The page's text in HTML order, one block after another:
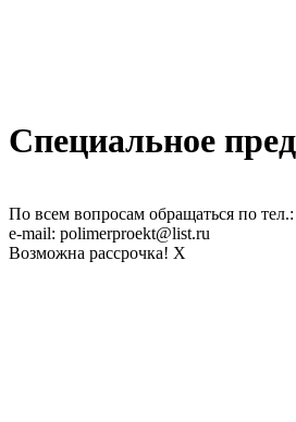
Универсальный пленочный
экструдер SJ-55, SJ-65
Специальное
По всем вопросам обращаться по
e-mail: polimerproekt@list.ru
Возможна рассрочка! X